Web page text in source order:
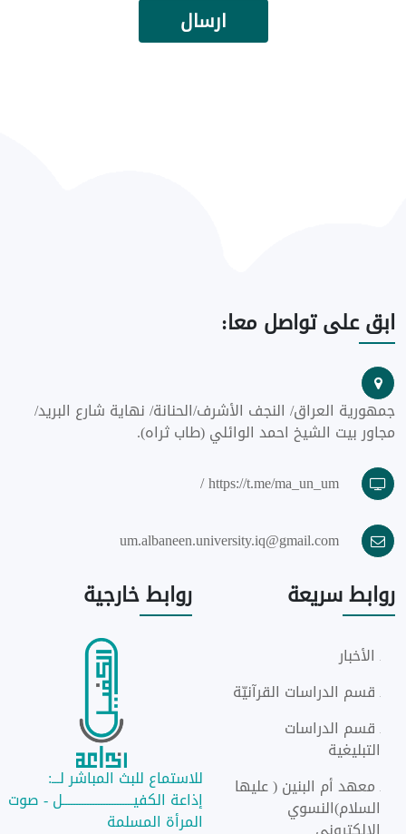
ارسال
ابقعلى تواصل معا:
جمهورية العراق/ النجف الأشرف/الحنانة/ نهاية شارع البريد/
مجاور بيت الشيخ احمد الوائلي (طاب ثراه).
https://t.me/ma_un_um /
um.albaneen.university.iq@gmail.com
روابطسريعة
الأخبار
قسم الدراسات القرآنيّة
قسم الدراسات
التبليغية
معهد أم البنين ( عليها
السلام)النسوي
روابطخارجية
للاستماع للبث المباشر لـــ:
إذاعة الكفيــــــــــــــــــــــــــل - صوت
المرأة المسلمة